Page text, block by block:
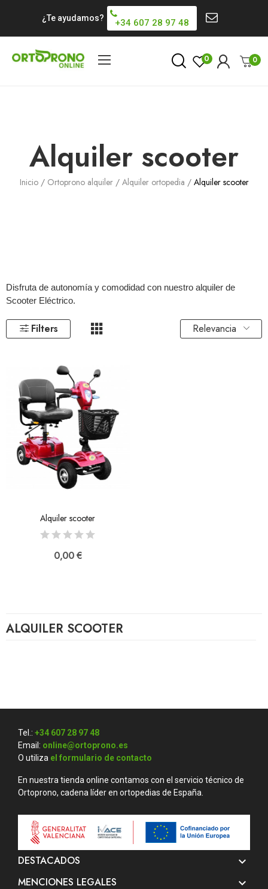
¿Te ayudamos? +34 607 28 97 48
0 0
Alquiler scooter
Inicio Ortoprono alquiler Alquiler ortopedia Alquiler scooter
ALQUILER SCOOTER
Disfruta de autonomía y comodidad con nuestro alquiler de
Scooter Eléctrico.
Filters Relevancia
Alquiler scooter
0,00 €
Tel.: +34 607 28 97 48
Email: online@ortoprono.es
O utiliza el formulario de contacto
En nuestra tienda online contamos con el servicio técnico de
Ortoprono, cadena líder en ortopedias de España.
DESTACADOS 
MENCIONES LEGALES 